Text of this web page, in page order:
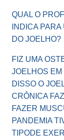
QUAL O
INDICA
DO JOELHO?
FIZ UMA
JOELHOS
DISSO O
CRÔNICA
FAZER
PANDEMIA
TIPODE